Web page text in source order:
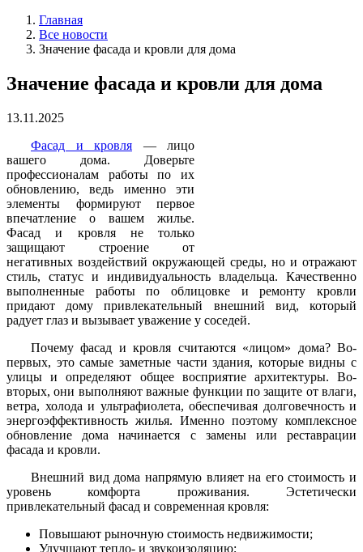
Главная
Все новости
Значение фасада и кровли для дома
Значение фасада и кровли для дома
13.11.2025
Фасад и кровля — лицо
вашего дома. Доверьте
профессионалам работы по их
обновлению, ведь именно эти
элементы формируют первое
впечатление о вашем жилье.
Фасад и кровля не только
защищают строение от
негативных воздействий окружающей среды, но и отражают
стиль, статус и индивидуальность владельца. Качественно
выполненные работы по облицовке и ремонту кровли
придают дому привлекательный внешний вид, который
радует глаз и вызывает уважение у соседей.
Почему фасад и кровля считаются «лицом» дома? Во-
первых, это самые заметные части здания, которые видны с
улицы и определяют общее восприятие архитектуры. Во-
вторых, они выполняют важные функции по защите от влаги,
ветра, холода и ультрафиолета, обеспечивая долговечность и
энергоэффективность жилья. Именно поэтому комплексное
обновление дома начинается с замены или реставрации
фасада и кровли.
Внешний вид дома напрямую влияет на его стоимость и
уровень комфорта проживания. Эстетически
привлекательный фасад и современная кровля:
Повышают рыночную стоимость недвижимости;
Улучшают тепло- и звукоизоляцию;